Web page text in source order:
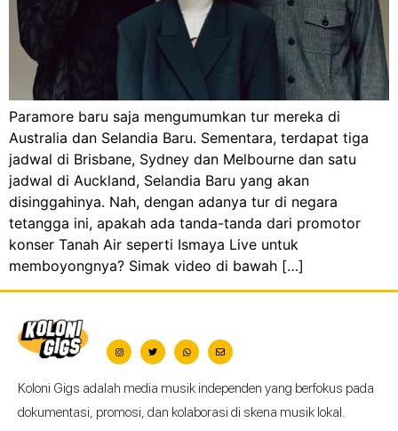
Paramore baru saja mengumumkan tur mereka di
Australia dan Selandia Baru. Sementara, terdapat tiga
jadwal di Brisbane, Sydney dan Melbourne dan satu
jadwal di Auckland, Selandia Baru yang akan
disinggahinya. Nah, dengan adanya tur di negara
tetangga ini, apakah ada tanda-tanda dari promotor
konser Tanah Air seperti Ismaya Live untuk
memboyongnya? Simak video di bawah […]
Koloni Gigs adalah media musik independen yang berfokus pada
dokumentasi, promosi, dan kolaborasi di skena musik lokal.